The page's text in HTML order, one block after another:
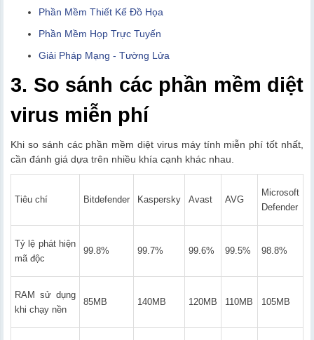
Phần Mềm Thiết Kế Đồ Họa
Phần Mềm Họp Trực Tuyến
Giải Pháp Mạng - Tường Lửa
3. So sánh các phần mềm diệt
virus miễn phí
Khi so sánh các phần mềm diệt virus máy tính miễn phí tốt nhất,
cần đánh giá dựa trên nhiều khía cạnh khác nhau.
Tiêu chí Bitdefender Kaspersky Avast AVG
Microsoft
Defender
Tỷ lệ phát hiện
mã độc
99.8% 99.7% 99.6% 99.5% 98.8%
RAM sử dụng
khi chạy nền
85MB 140MB 120MB 110MB 105MB